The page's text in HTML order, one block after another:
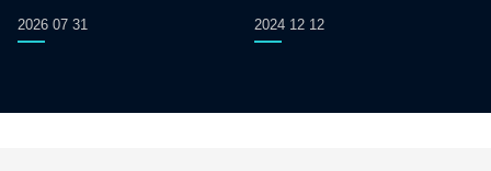
2026 07 31 2024 12 12